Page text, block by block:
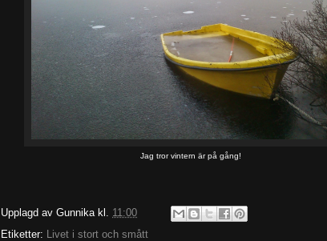
Jag tror vintern är på gång!
Upplagd av Gunnika kl. 11:00
Etiketter: Livet i stort och smått